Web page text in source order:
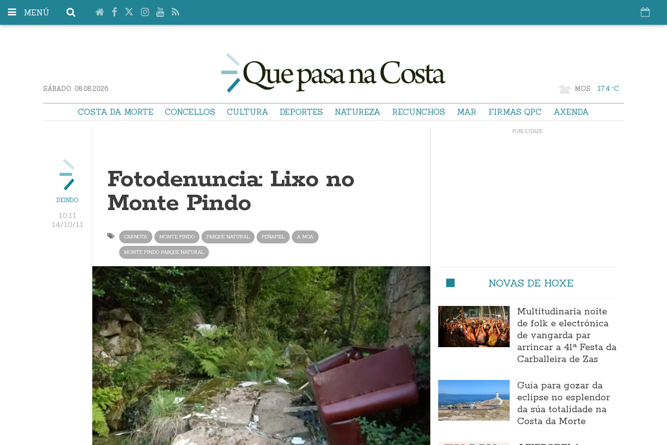
MENÚ
SÁBADO. 08.08.2026 MOS 17.4 °C
COSTA DA MORTE CONCELLOS CULTURA DEPORTES NATUREZA RECUNCHOS MAR FIRMAS QPC AXENDA
DEINDO
10:11
14/10/11
Fotodenuncia: Lixo no
Monte Pindo
CARNOTA MONTE PINDO PARQUE NATURAL PEÑAFIEL A MOA
MONTE PINDO PARQUE NATURAL
NOVAS DE HOXE
Multitudinaria noite
de folk e electrónica
de vangarda par
arrincar a 41ª Festa da
Carballeira de Zas
Guía para gozar da
eclipse no esplendor
da súa totalidade na
Costa da Morte